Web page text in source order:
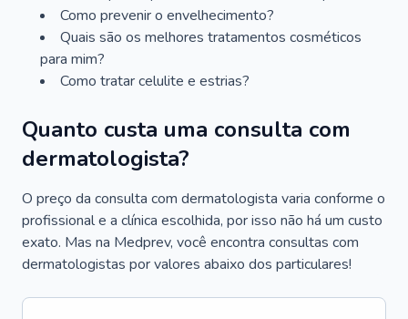
Como prevenir o envelhecimento?
Quais são os melhores tratamentos cosméticos
para mim?
Como tratar celulite e estrias?
Quanto custa uma consulta com
dermatologista?
O preço da consulta com dermatologista varia conforme o
profissional e a clínica escolhida, por isso não há um custo
exato. Mas na Medprev, você encontra consultas com
dermatologistas por valores abaixo dos particulares!